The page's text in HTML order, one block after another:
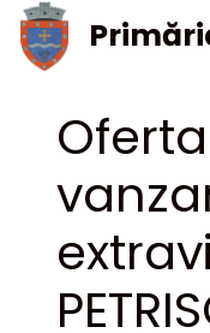
Sari
conținut